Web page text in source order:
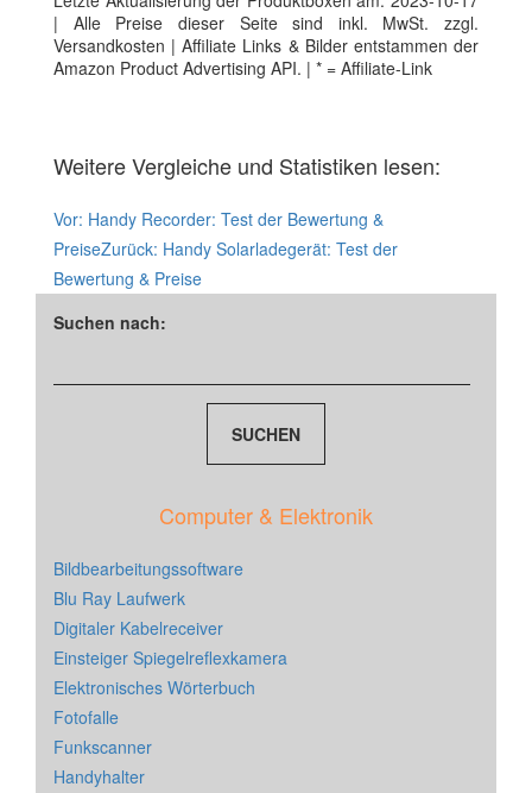
| Alle Preise dieser Seite sind inkl. MwSt. zzgl.
Versandkosten | Affiliate Links & Bilder entstammen der
Amazon Product Advertising API. | * = Affiliate-Link
Weitere Vergleiche und Statistiken lesen:
Vor: Handy Recorder: Test der Bewertung &
PreiseZurück: Handy Solarladegerät: Test der
Bewertung & Preise
Suchen nach:
Computer & Elektronik
Bildbearbeitungssoftware
Blu Ray Laufwerk
Digitaler Kabelreceiver
Einsteiger Spiegelreflexkamera
Elektronisches Wörterbuch
Fotofalle
Funkscanner
Handyhalter